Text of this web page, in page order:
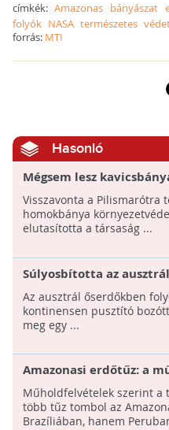
címkék: Amazonas bányászat
folyók NASA természetes
forrás: MTI
Hasonló
Mégsem lesz
Visszavonta a Pilismarótra
homokbánya
elutasította a társaság ...
Súlyosbította az
őserdők irtása
Az ausztrál őserdőkben
kontinensen pusztító
meg egy ...
Amazonasi erdőtűz: a
négyszer több terület
Műholdfelvételek szerint a
több tűz tombol az
Brazíliában, hanem